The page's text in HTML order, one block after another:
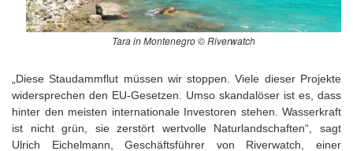
Tara in Montenegro © Riverwatch
„Diese Staudammflut müssen wir stoppen. Viele dieser Projekte
widersprechen den EU-Gesetzen. Umso skandalöser ist es, dass
hinter den meisten internationale Investoren stehen. Wasserkraft
ist nicht grün, sie zerstört wertvolle Naturlandschaften“, sagt
Ulrich Eichelmann, Geschäftsführer von Riverwatch, einer